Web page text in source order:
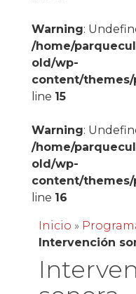
Warning:
/home/
old/wp-
content/
line 15
Warning:
/home/
old/wp-
content/
line 16
Inicio »
Intervención